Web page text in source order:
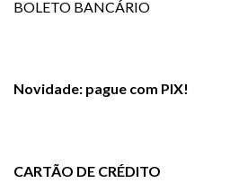
BOLETO BANCÁRIO
Novidade: pague com PIX!
CARTÃO DE CRÉDITO